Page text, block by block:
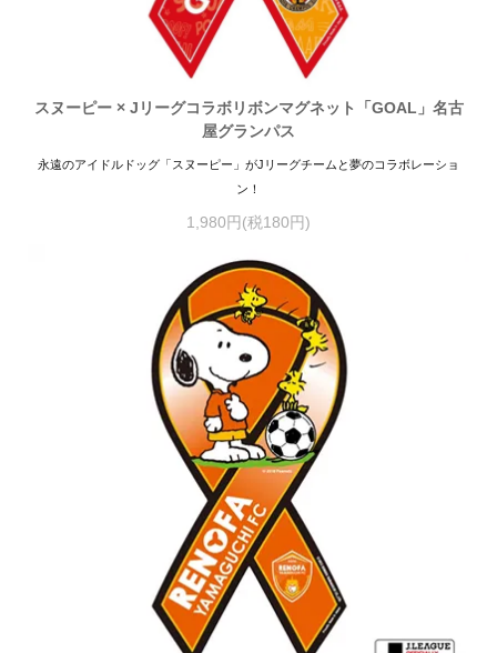
スヌーピー × Jリーグコラボリボンマグネット「GOAL」名古
屋グランパス
永遠のアイドルドッグ「スヌーピー」がJリーグチームと夢のコラボレーショ
ン！
1,980円(税180円)